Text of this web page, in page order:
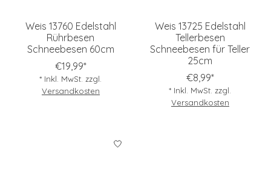
Weis 13760 Edelstahl
Rührbesen
Schneebesen 60cm
€19,99*
* Inkl. MwSt. zzgl.
Versandkosten
Weis 13725 Edelstahl
Tellerbesen
Schneebesen für Teller
25cm
€8,99*
* Inkl. MwSt. zzgl.
Versandkosten